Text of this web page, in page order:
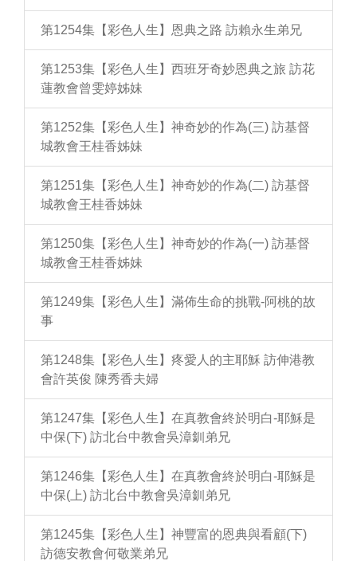
第1254集【彩色人生】恩典之路 訪賴永生弟兄
第1253集【彩色人生】西班牙奇妙恩典之旅 訪花
蓮教會曾雯婷姊妹
第1252集【彩色人生】神奇妙的作為(三) 訪基督
城教會王桂香姊妹
第1251集【彩色人生】神奇妙的作為(二) 訪基督
城教會王桂香姊妹
第1250集【彩色人生】神奇妙的作為(一) 訪基督
城教會王桂香姊妹
第1249集【彩色人生】滿佈生命的挑戰-阿桃的故
事
第1248集【彩色人生】疼愛人的主耶穌 訪伸港教
會許英俊 陳秀香夫婦
第1247集【彩色人生】在真教會終於明白-耶穌是
中保(下) 訪北台中教會吳漳釧弟兄
第1246集【彩色人生】在真教會終於明白-耶穌是
中保(上) 訪北台中教會吳漳釧弟兄
第1245集【彩色人生】神豐富的恩典與看顧(下)
訪德安教會何敬業弟兄